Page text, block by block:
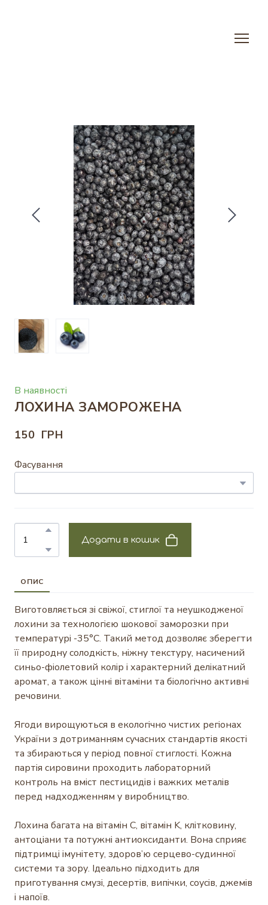
В наявності
ЛОХИНА ЗАМОРОЖЕНА
150  ГРН
Фасування
Додати в кошик
ОПИС
Виготовляється зі свіжої, стиглої та неушкодженої
лохини за технологією шокової заморозки при
температурі -35°C. Такий метод дозволяє зберегти
її природну солодкість, ніжну текстуру, насичений
синьо-фіолетовий колір і характерний делікатний
аромат, а також цінні вітаміни та біологічно активні
речовини.
Ягоди вирощуються в екологічно чистих регіонах
України з дотриманням сучасних стандартів якості
та збираються у період повної стиглості. Кожна
партія сировини проходить лабораторний
контроль на вміст пестицидів і важких металів
перед надходженням у виробництво.
Лохина багата на вітамін C, вітамін K, клітковину,
антоціани та потужні антиоксиданти. Вона сприяє
підтримці імунітету, здоров’ю серцево-судинної
системи та зору. Ідеально підходить для
приготування смузі, десертів, випічки, соусів, джемів
і напоїв.